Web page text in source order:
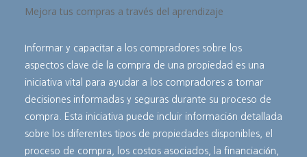
Mejora tus compras a través del aprendizaje
Informar y capacitar a los compradores sobre los
aspectos clave de la compra de una propiedad es una
iniciativa vital para ayudar a los compradores a tomar
decisiones informadas y seguras durante su proceso de
compra. Esta iniciativa puede incluir información detallada
sobre los diferentes tipos de propiedades disponibles, el
proceso de compra, los costos asociados, la financiación,